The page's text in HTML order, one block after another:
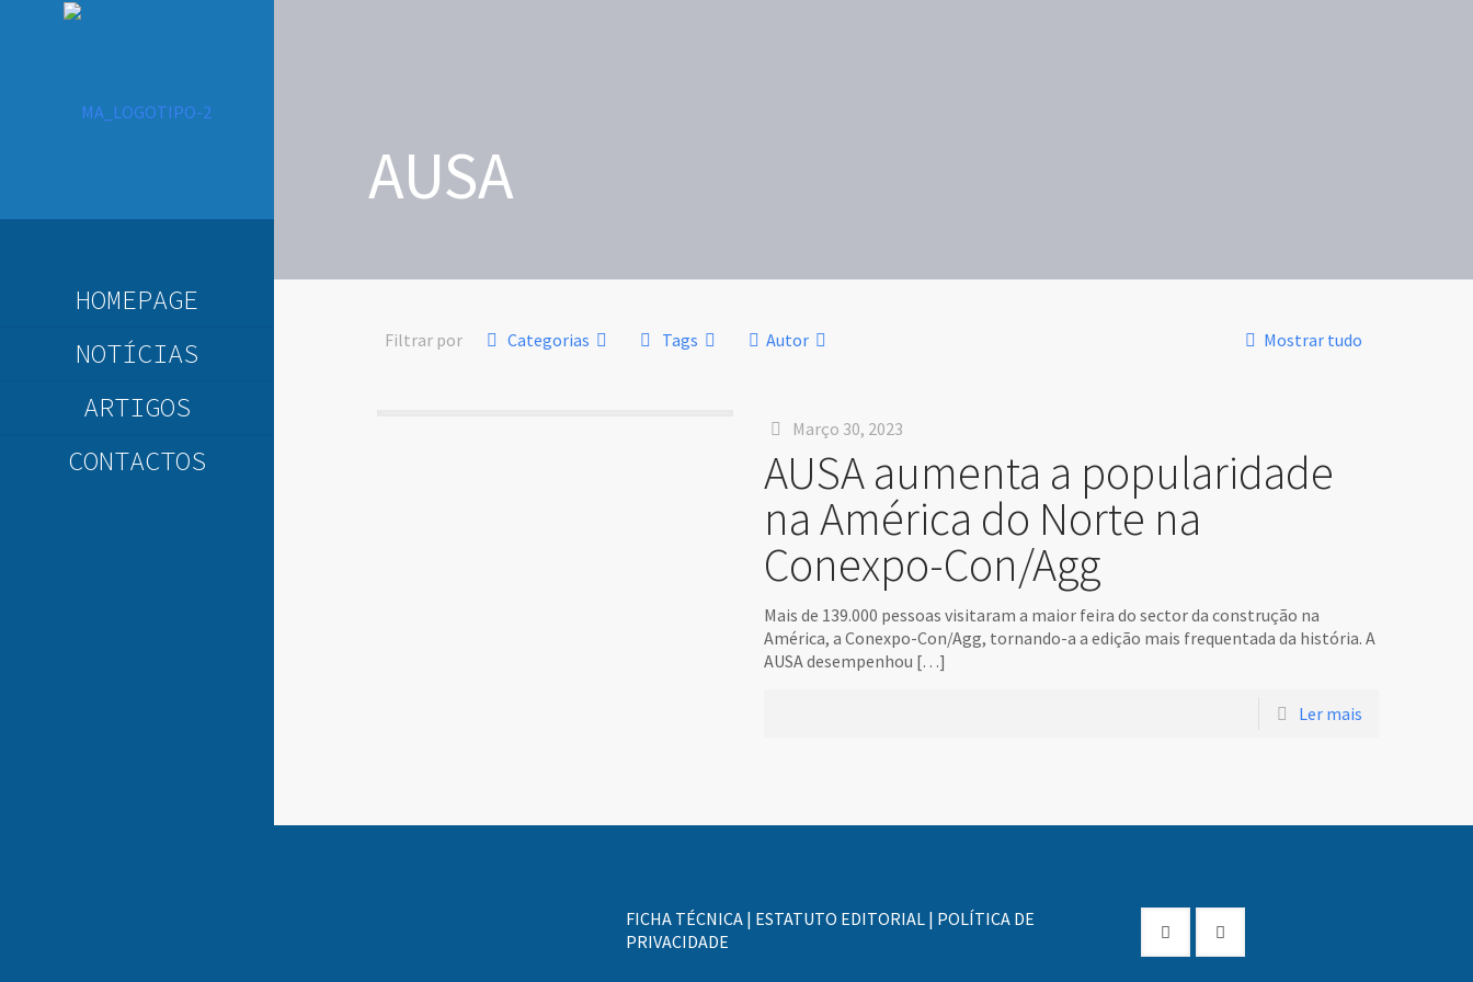
HOMEPAGE
NOTÍCIAS
ARTIGOS
CONTACTOS
AUSA
Filtrar por Categorias Tags Autor Mostrar tudo
Março 30, 2023
AUSA aumenta a popularidade
na América do Norte na
Conexpo-Con/Agg
Mais de 139.000 pessoas visitaram a maior feira do sector da construção na
América, a Conexpo-Con/Agg, tornando-a a edição mais frequentada da história. A
AUSA desempenhou […]
Ler mais
FICHA TÉCNICA | ESTATUTO EDITORIAL | POLÍTICA DE
PRIVACIDADE